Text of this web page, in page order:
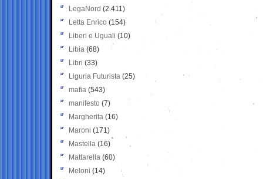
LegaNord (2.411)
Letta Enrico (154)
Liberi e Uguali (10)
Libia (68)
Libri (33)
Liguria Futurista (25)
mafia (543)
manifesto (7)
Margherita (16)
Maroni (171)
Mastella (16)
Mattarella (60)
Meloni (14)